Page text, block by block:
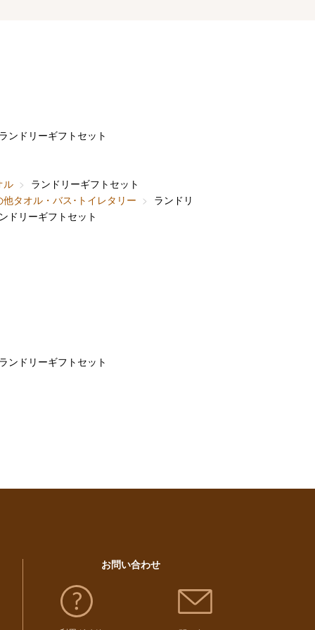
ランドリーギフトセット
ル
ランドリーギフトセット
他タオル・バス･トイレタリー
ランドリーギフトセット
ドリーギフトセット
ランドリーギフトセット
お問い合わせ